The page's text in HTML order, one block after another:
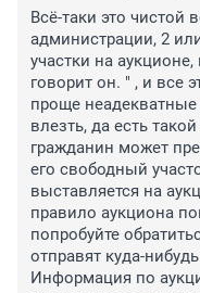
Всё-таки это чистой
администрации, 2
участки на
говорит он. " , и все
проще
влезть, да есть
гражданин может
его свободный
выставляется на
правило аукциона
попробуйте
отправят куда-
Информация по